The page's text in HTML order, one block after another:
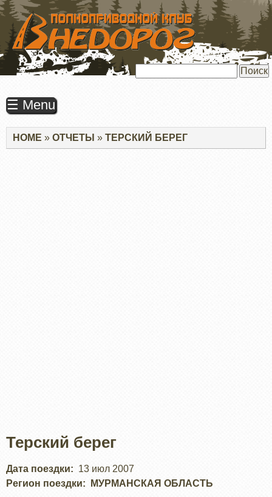
ПЕРЕЙТИ
ОСНОВНОМУ
СОДЕРЖАНИЮ
☰ Menu
Строка
навигации
HOME ОТЧЕТЫ ТЕРСКИЙ БЕРЕГ
Терский берег
Дата поездки
13 июл 2007
Регион поездки
МУРМАНСКАЯ ОБЛАСТЬ